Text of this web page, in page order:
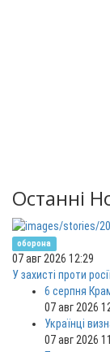
Останні
оборона
07 авг 2026 12:29
У захисті проти
6 серпня
07 авг 2026
Українці
07 авг 2026